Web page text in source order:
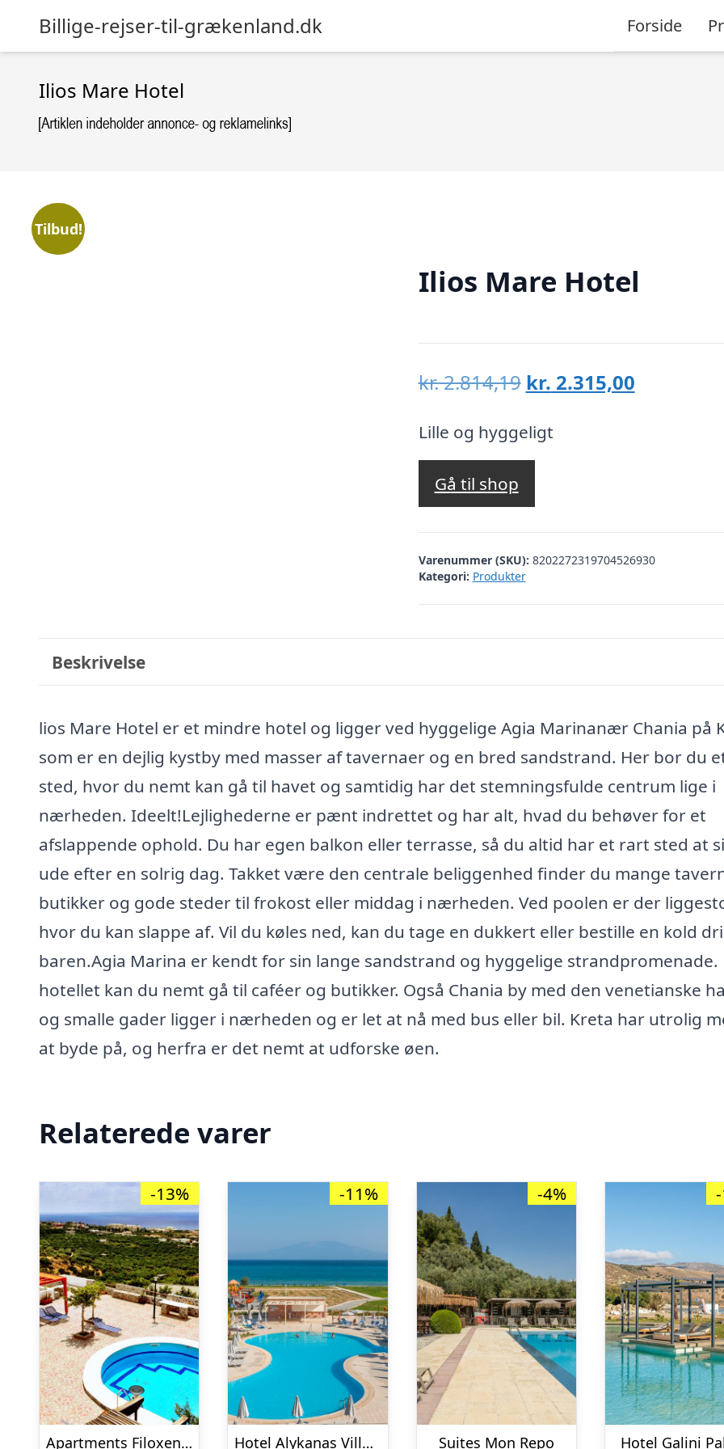
Billige-rejser-til-grækenland.dk Forside
Ilios Mare Hotel
Tilbud!
Ilios Mare Hotel
kr.2.814,19 Den
pris
var:
kr. 2.315,00Den
Lille og hyggeligt
Gå til shop
Varenummer (SKU): 8202272319704526930
Kategori: Produkter
Beskrivelse
lios Mare Hotel er et mindre hotel og ligger ved hyggelige Agia Marinanær Chania på
som er en dejlig kystby med masser af tavernaer og en bred sandstrand. Her bor du
sted, hvor du nemt kan gå til havet og samtidig har det stemningsfulde centrum lige i
nærheden. Ideelt!Lejlighederne er pænt indrettet og har alt, hvad du behøver for et
afslappende ophold. Du har egen balkon eller terrasse, så du altid har et rart sted at
ude efter en solrig dag. Takket være den centrale beliggenhed finder du mange
butikker og gode steder til frokost eller middag i nærheden. Ved poolen er der
hvor du kan slappe af. Vil du køles ned, kan du tage en dukkert eller bestille en kold
baren.Agia Marina er kendt for sin lange sandstrand og hyggelige strandpromenade.
hotellet kan du nemt gå til caféer og butikker. Også Chania by med den venetianske
og smalle gader ligger i nærheden og er let at nå med bus eller bil. Kreta har utrolig
at byde på, og herfra er det nemt at udforske øen.
Relaterede varer
-13%
Apartments Filoxenia and Villas – inklusiv billeje
-11%
Hotel Alykanas Village
-4%
Suites Mon Repo Hotel Galini